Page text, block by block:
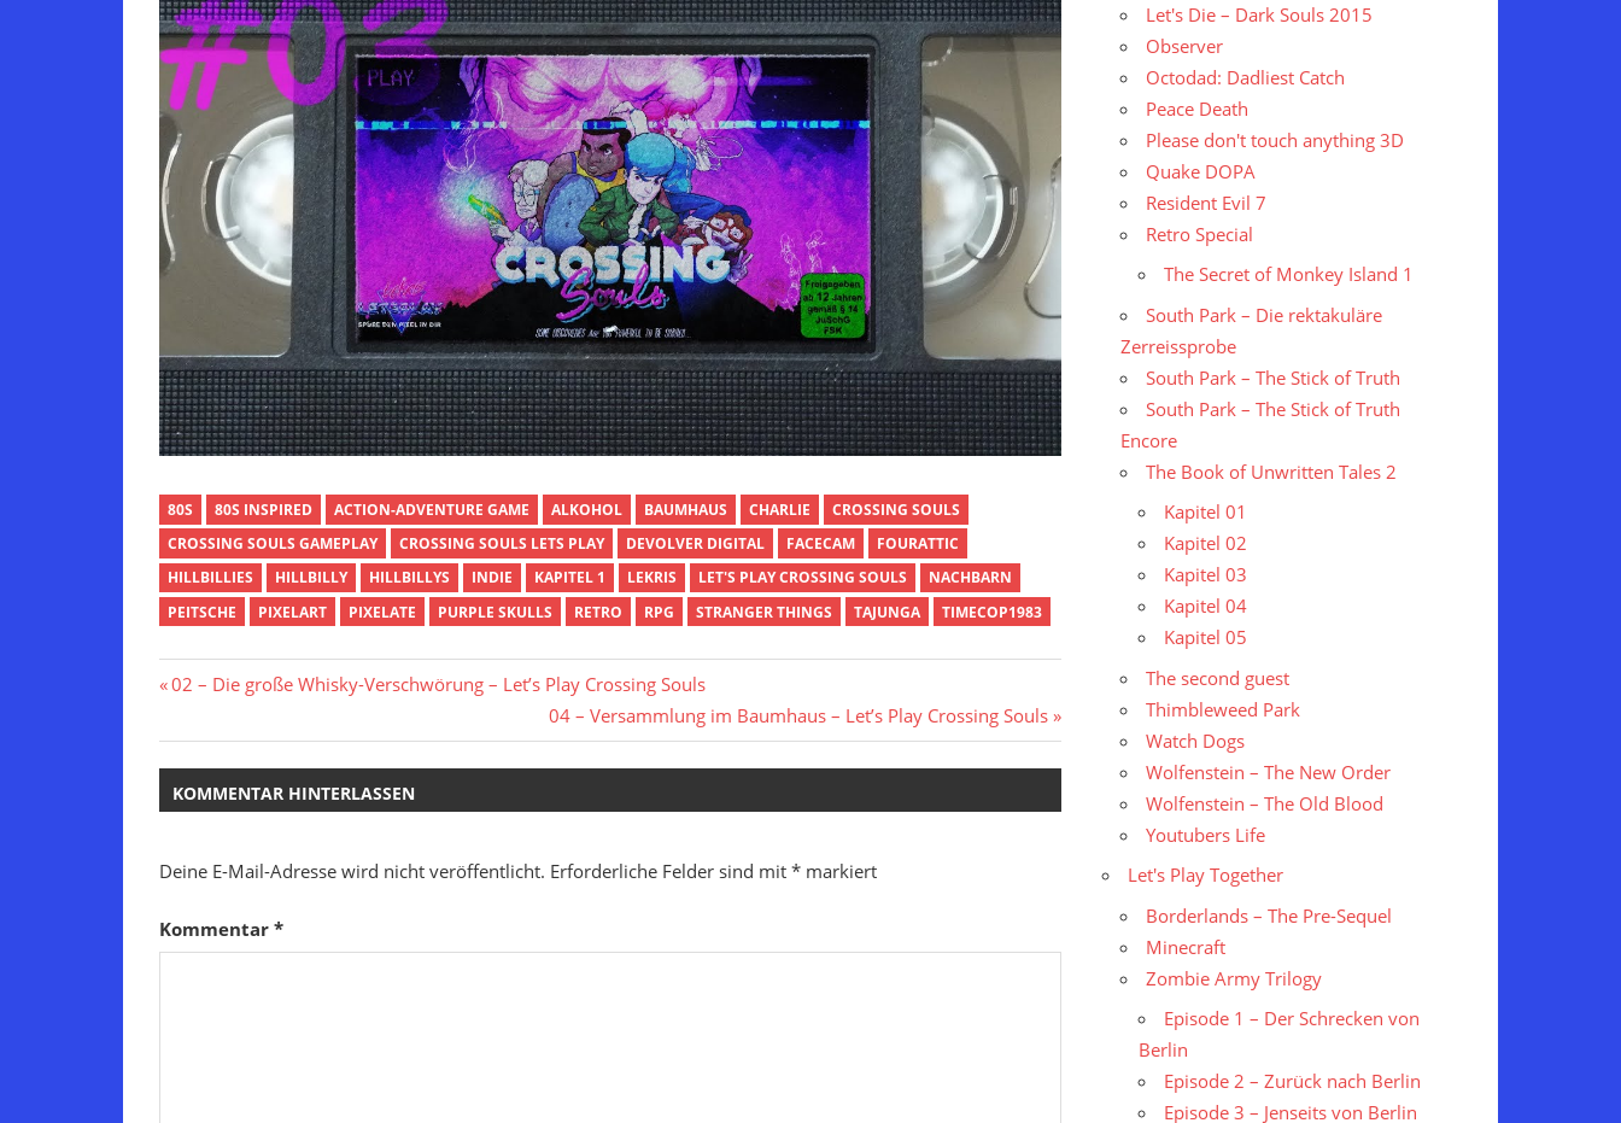
80S 80S INSPIRED ACTION-ADVENTURE GAME ALKOHOL BAUMHAUS CHARLIE
CROSSING SOULS
CROSSING SOULS GAMEPLAY
CROSSING SOULS LETS PLAY DEVOLVER DIGITAL FACECAM
FOURATTIC
HILLBILLIES
HILLBILLY HILLBILLYS INDIE KAPITEL 1 LEKRIS LET'S PLAY CROSSING SOULS
NACHBARN
PEITSCHE
PIXELART PIXELATE PURPLE SKULLS RETRO RPG STRANGER THINGS TAJUNGA TIMECOP1983
Beitragsnavigation
Vorheriger
02 – Die große Whisky-Verschwörung – Let’s Play Crossing Souls
Nächster
Beitrag:
04 – Versammlung im Baumhaus – Let’s Play Crossing Souls
KOMMENTAR HINTERLASSEN
Deine E-Mail-Adresse wird nicht veröffentlicht. Erforderliche Felder sind mit * markiert
Kommentar *
Let's Die – Dark Souls 2015
Observer
Octodad: Dadliest Catch
Peace Death
Please don't touch anything 3D
Quake DOPA
Resident Evil 7
Retro Special
The Secret of Monkey Island 1
South Park – Die rektakuläre
Zerreissprobe
South Park – The Stick of Truth
South Park – The Stick of Truth
Encore
The Book of Unwritten Tales 2
Kapitel 01
Kapitel 02
Kapitel 03
Kapitel 04
Kapitel 05
The second guest
Thimbleweed Park
Watch Dogs
Wolfenstein – The New Order
Wolfenstein – The Old Blood
Youtubers Life
Let's Play Together
Borderlands – The Pre-Sequel
Minecraft
Zombie Army Trilogy
Episode 1 – Der Schrecken von
Berlin
Episode 2 – Zurück nach Berlin
Episode 3 – Jenseits von Berlin